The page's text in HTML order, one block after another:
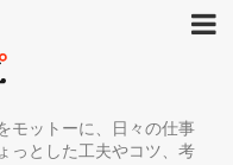
モットーに、日々の仕事
っとした工夫やコツ、考